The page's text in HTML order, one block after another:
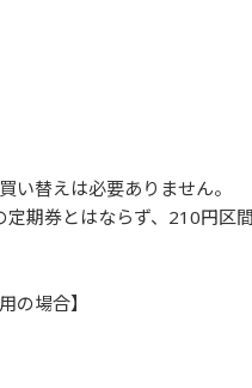
い替えは必要ありません。
期券とはならず、210円区
の場合】